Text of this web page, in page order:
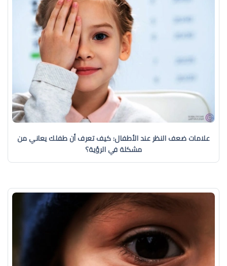
علامات ضعف النظر عند الأطفال: كيف تعرف أن طفلك يعاني من
مشكلة في الرؤية؟